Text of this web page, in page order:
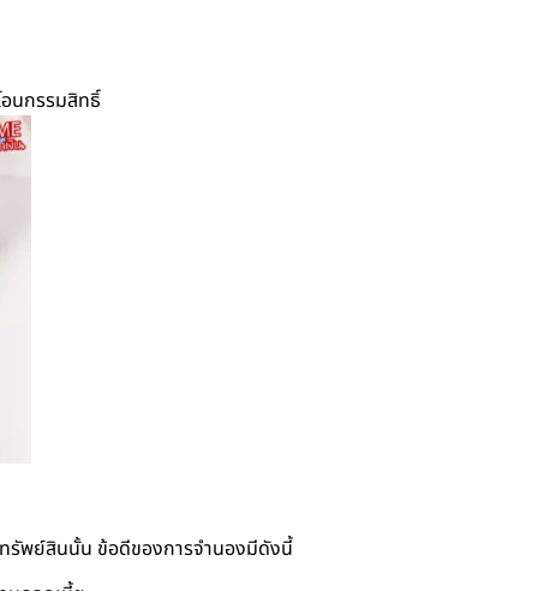
นกรรมสิทธิ์
ทรัพย์สินนั้น ข้อดีของการจำนองมีดังนี้